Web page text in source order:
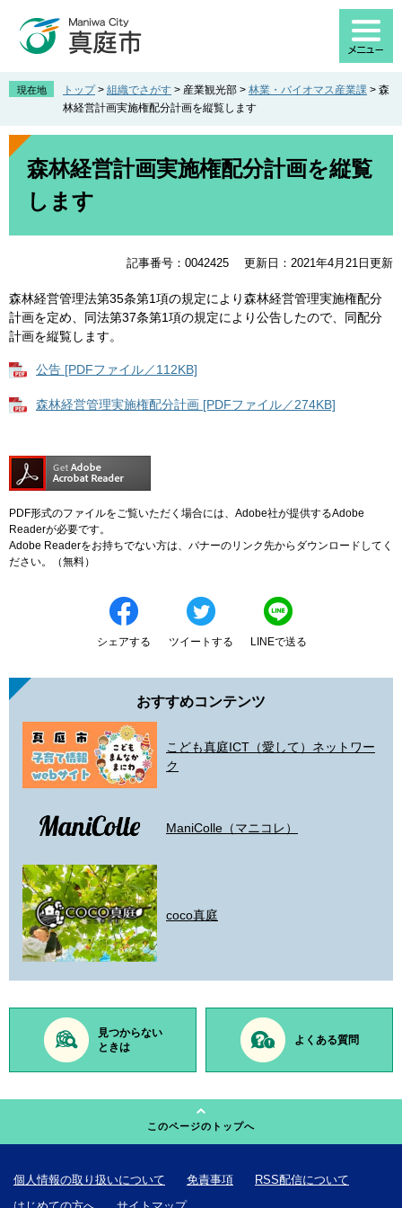
先
。
を
て
現在地 トップ > 組織でさがす > 産業観光部 > 林業・バイオマス産業課 > 森
林経営計画実施権配分計画を縦覧します
本
森林経営計画実施権配分計画を縦覧
します
記事番号：0042425 更新日：2021年4月21日更新
森林経営管理法第35条第1項の規定により森林経営管理実施権配分
計画を定め、同法第37条第1項の規定により公告したので、同配分
計画を縦覧します。
公告 [PDFファイル／112KB]
森林経営管理実施権配分計画 [PDFファイル／274KB]
PDF形式のファイルをご覧いただく場合には、Adobe社が提供するAdobe
Readerが必要です。
Adobe Readerをお持ちでない方は、バナーのリンク先からダウンロードしてく
ださい。（無料）
シェアする ツイートする LINEで送る
おすすめコンテンツ
こども真庭ICT（愛して）ネットワー
ク
ManiColle（マニコレ）
coco真庭
見つからない
ときは
よくある質問
このページのトップへ
個人情報の取り扱いについて 免責事項
RSS配信について